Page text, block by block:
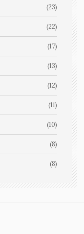
(23)
(22)
(17)
(13)
(12)
(11)
(10)
(8)
(8)